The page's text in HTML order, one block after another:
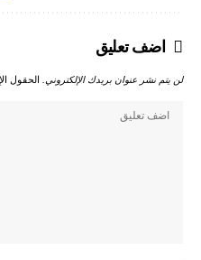
اضف تعليق
لن يتم نشر عنوان بريدك الإلكتروني. الحقول